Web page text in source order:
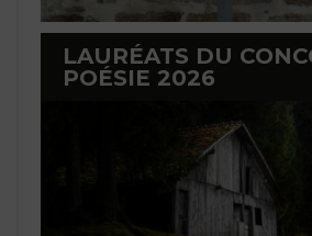
LAURÉATS DU
POÉSIE 2026